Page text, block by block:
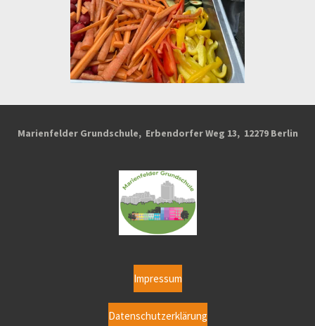
Marienfelder Grundschule, Erbendorfer Weg 13, 12279 Berlin
Impressum
Datenschutzerklärung